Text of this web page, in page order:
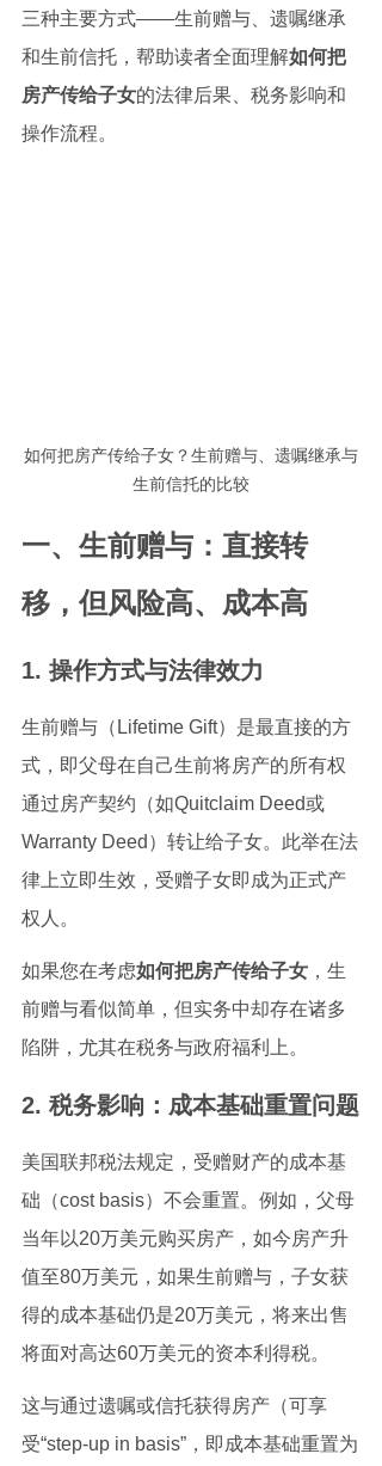
三种主要方式——生前赠与、遗嘱继承
和生前信托，帮助读者全面理解如何把
房产传给子女的法律后果、税务影响和
操作流程。
如何把房产传给子女？生前赠与、遗嘱继承与
生前信托的比较
一、生前赠与：直接转
移，但风险高、成本高
1. 操作方式与法律效力
生前赠与（Lifetime Gift）是最直接的方
式，即父母在自己生前将房产的所有权
通过房产契约（如Quitclaim Deed或
Warranty Deed）转让给子女。此举在法
律上立即生效，受赠子女即成为正式产
权人。
如果您在考虑如何把房产传给子女 ，生
前赠与看似简单，但实务中却存在诸多
陷阱，尤其在税务与政府福利上。
2. 税务影响：成本基础重置问题
美国联邦税法规定，受赠财产的成本基
础（cost basis）不会重置。例如，父母
当年以20万美元购买房产，如今房产升
值至80万美元，如果生前赠与，子女获
得的成本基础仍是20万美元，将来出售
将面对高达60万美元的资本利得税。
这与通过遗嘱或信托获得房产（可享
受“step-up in basis”，即成本基础重置为